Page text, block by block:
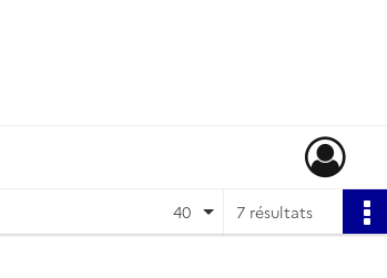
7 résultats
40